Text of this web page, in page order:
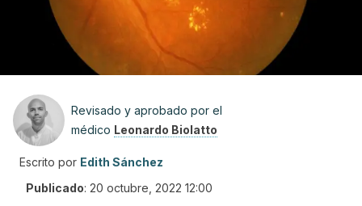
Revisado y aprobado por el
médico Leonardo Biolatto
Escrito por Edith Sánchez
Publicado: 20 octubre, 2022 12:00